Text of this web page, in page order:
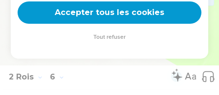
vêtements, puis des oliviers, des vignes, des brebis, des
boeufs, des serviteurs et des servantes ?
La lèpre de Naaman s'attachera à toi et à ta postérité pour
2 Rois 6
Accepter tous les cookies
Tout refuser